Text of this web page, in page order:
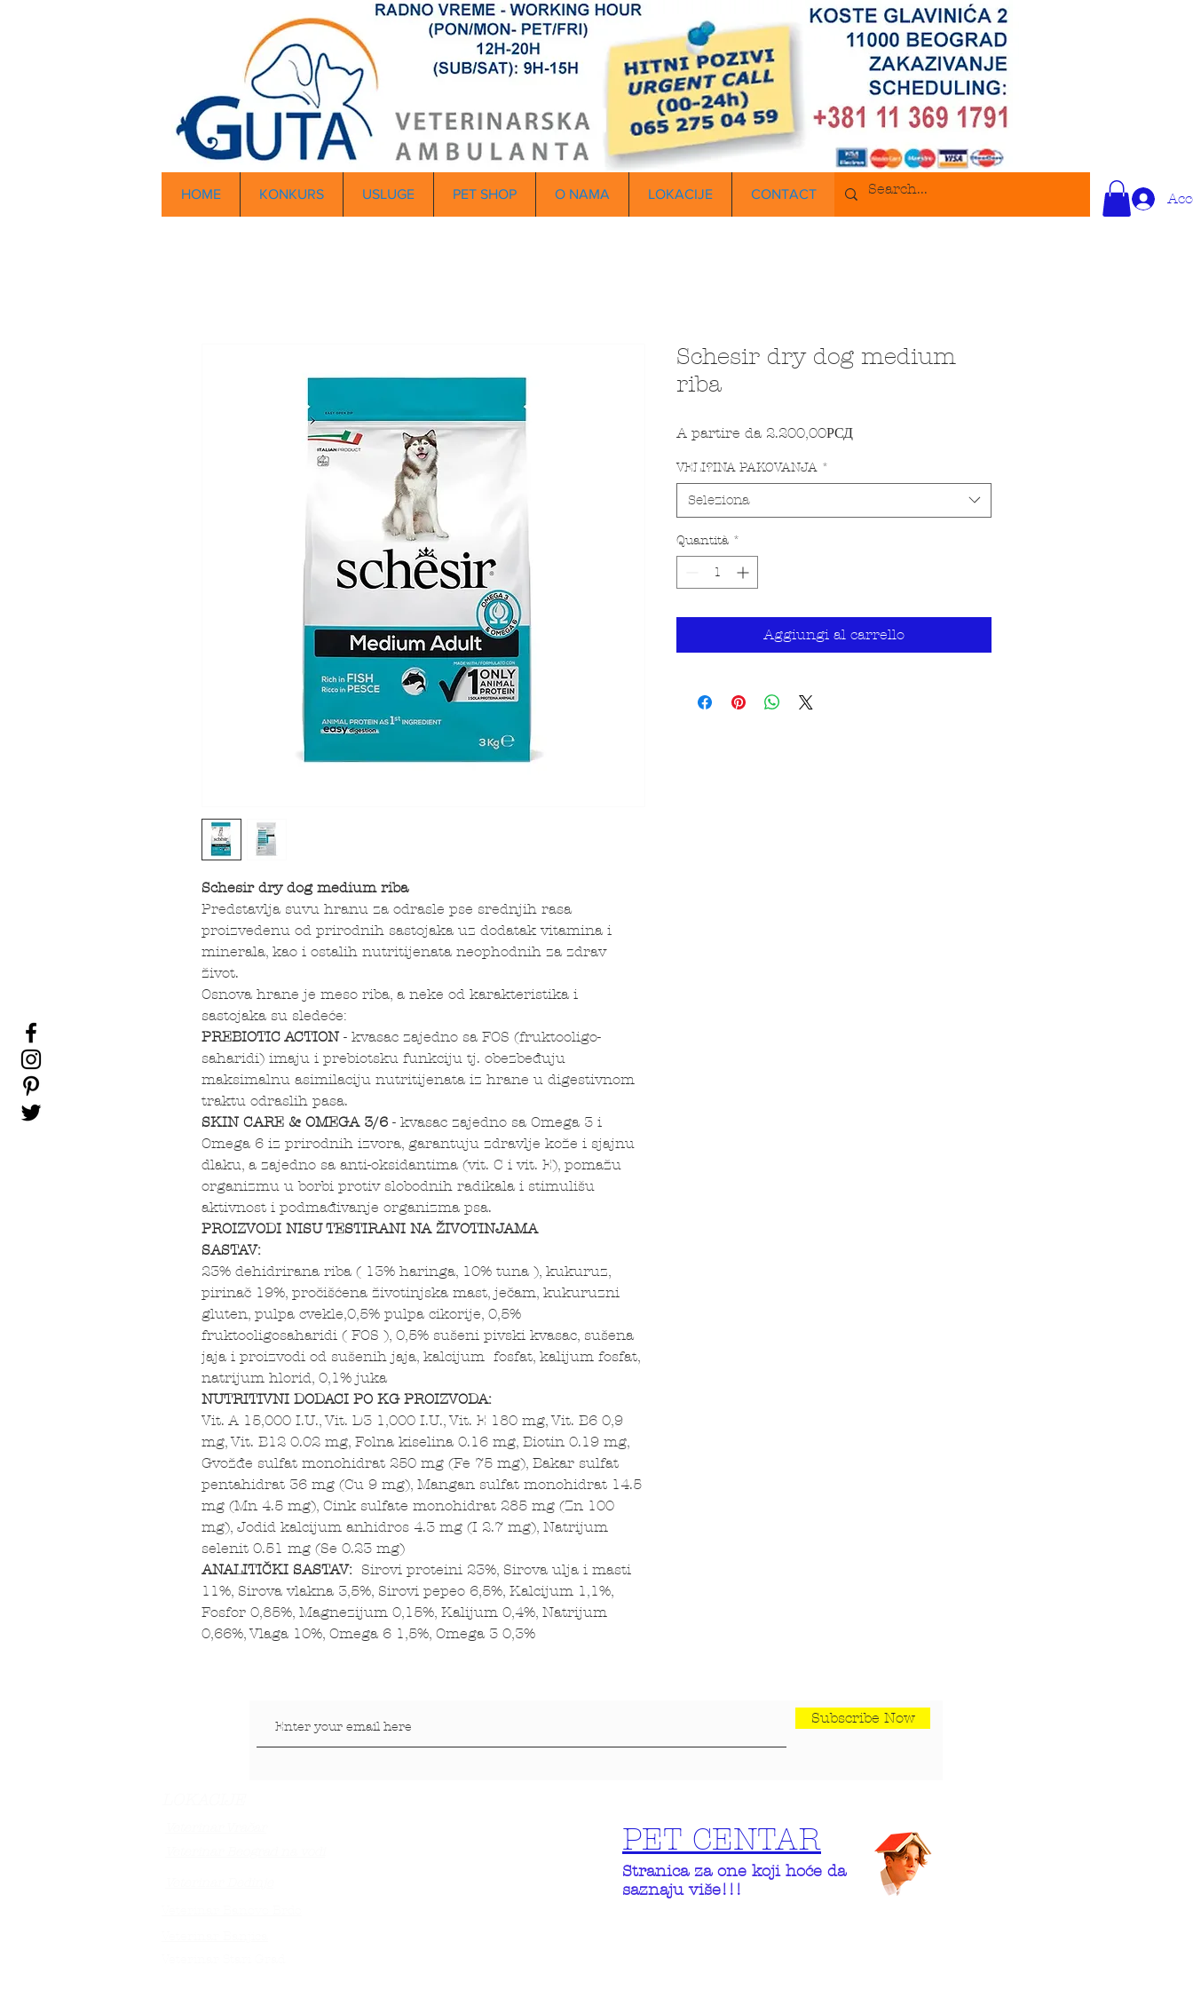
HOME KONKURS USLUGE PET SHOP O NAMA LOKACIJE CONTACT
Schesir dry dog medium riba
Predstavlja suvu hranu za odrasle pse srednjih rasa
proizvedenu od prirodnih sastojaka uz dodatak vitamina i
minerala, kao i ostalih nutritijenata neophodnih za zdrav
život.
Osnova hrane je meso riba, a neke od karakteristika i
sastojaka su sledeće:
PREBIOTIC ACTION- kvasac zajedno sa FOS (fruktooligo-
saharidi) imaju i prebiotsku funkciju tj. obezbeđuju
maksimalnu asimilaciju nutritijenata iz hrane u digestivnom
traktu odraslih pasa.
SKIN CARE & OMEGA 3/6 - kvasac zajedno sa Omega 3 i
Omega 6 iz prirodnih izvora, garantuju zdravlje kože i sjajnu
dlaku, a zajedno sa anti-oksidantima (vit. C i vit. E), pomažu
organizmu u borbi protiv slobodnih radikala i stimulišu
aktivnost i podmađivanje organizma psa.
PROIZVODI NISU TESTIRANI NA ŽIVOTINJAMA
SASTAV:
23% dehidrirana riba ( 13% haringa, 10% tuna ), kukuruz,
pirinač 19%, pročišćena životinjska mast, ječam, kukuruzni
gluten, pulpa cvekle,0,5% pulpa cikorije, 0,5%
fruktooligosaharidi ( FOS ), 0,5% sušeni pivski kvasac, sušena
jaja i proizvodi od sušenih jaja, kalcijum fosfat, kalijum fosfat,
natrijum hlorid, 0,1% juka
NUTRITIVNI DODACI PO KG PROIZVODA:
Vit. A 15,000 I.U., Vit. D3 1,000 I.U., Vit. E 180 mg, Vit. B6 0,9
mg, Vit. B12 0.02 mg, Folna kiselina 0.16 mg, Biotin 0.19 mg,
Gvožđe sulfat monohidrat 250 mg (Fe 75 mg), Bakar sulfat
pentahidrat 36 mg (Cu 9 mg), Mangan sulfat monohidrat 14.5
mg (Mn 4.5 mg), Cink sulfate monohidrat 285 mg (Zn 100
mg), Jodid kalcijum anhidros 4.3 mg (I 2.7 mg), Natrijum
selenit 0.51 mg (Se 0.23 mg)
ANALITIČKI SASTAV: Sirovi proteini 23%, Sirova ulja i masti
11%, Sirova vlakna 3,5%, Sirovi pepeo 6,5%, Kalcijum 1,1%,
Fosfor 0,85%, Magnezijum 0,15%, Kalijum 0,4%, Natrijum
0,66%, Vlaga 10%, Omega 6 1,5%, Omega 3 0,3%
Schesir dry dog medium
riba
A partire da 2.200,00РСДPrezzo scontato
VELI?INA PAKOVANJA *
Seleziona
Quantità *
Aggiungi al carrello
Subscribe Now
PET CENTAR
Stranica za one koji hoće da
saznaju više!!!